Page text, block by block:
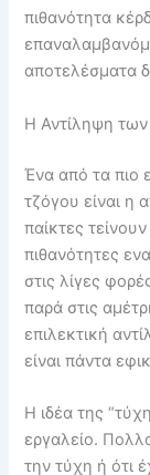
πιθανότητα
αποτελέσματα
Η Αντίληψη
Ένα από τα πιο
τζόγου είναι η
παίκτες
πιθανότητες
στις λίγες
παρά στις
επιλεκτική
είναι πάντα
Η ιδέα της
εργαλείο.
την τύχη ή ότι